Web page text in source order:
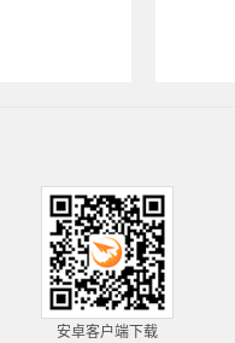
安卓客户端下载